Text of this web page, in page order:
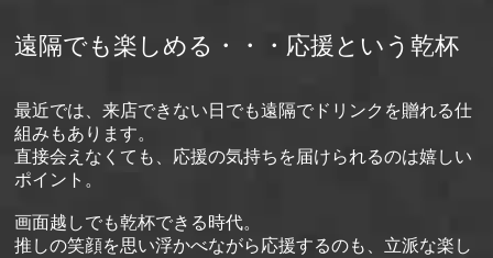
遠隔でも楽しめる・・・応援という乾杯
最近では、来店できない日でも遠隔でドリンクを贈れる仕
組みもあります。
直接会えなくても、応援の気持ちを届けられるのは嬉しい
ポイント。
画面越しでも乾杯できる時代。
推しの笑顔を思い浮かべながら応援するのも、立派な楽し